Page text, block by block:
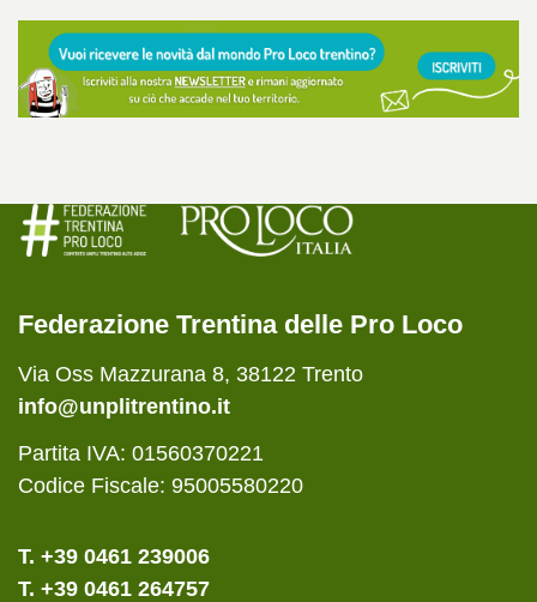
Federazione Trentina delle Pro Loco
Via Oss Mazzurana 8, 38122 Trento
info@unplitrentino.it
Partita IVA: 01560370221
Codice Fiscale: 95005580220
T. +39 0461 239006
T. +39 0461 264757